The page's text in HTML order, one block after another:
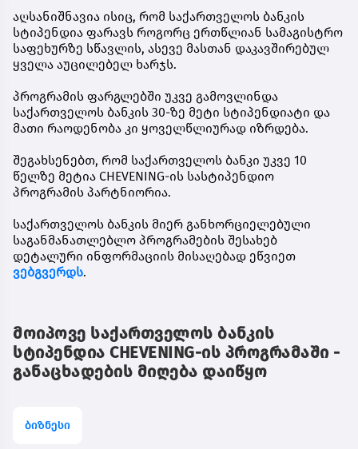
აღსანიშნავია ისიც, რომ საქართველოს ბანკის
სტიპენდია ფარავს როგორც ერთწლიან სამაგისტრო
საფეხურზე სწავლის, ასევე მასთან დაკავშირებულ
ყველა აუცილებელ ხარჯს.
პროგრამის ფარგლებში უკვე გამოვლინდა
საქართველოს ბანკის 30-ზე მეტი სტიპენდიატი და
მათი რაოდენობა კი ყოველწლიურად იზრდება.
შეგახსენებთ, რომ საქართველოს ბანკი უკვე 10
წელზე მეტია CHEVENING-ის სასტიპენდიო
პროგრამის პარტნიორია.
საქართველოს ბანკის მიერ განხორციელებული
საგანმანათლებლო პროგრამების შესახებ
დეტალური ინფორმაციის მისაღებად ეწვიეთ
ვებგვერდს.
მოიპოვე საქართველოს ბანკის
სტიპენდია CHEVENING-ის პროგრამაში -
განაცხადების მიღება დაიწყო
ბიზნესი